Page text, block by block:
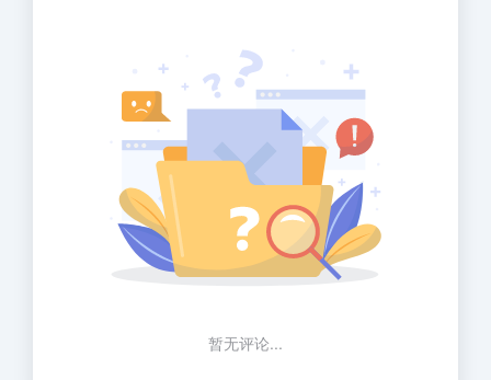
暂无评论...